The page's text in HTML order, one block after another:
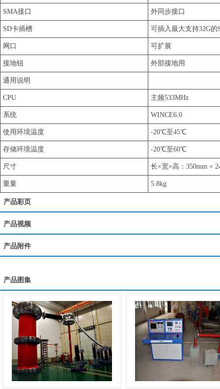
SMA接口 外同步接口
SD卡插槽 可插入最大支持32G的
网口 可扩展
接地钮 外部接地用
通用说明
CPU 主频533MHz
系统 WINCE6.0
使用环境温度 -20℃至45℃
存储环境温度 -20℃至60℃
尺寸 长×宽×高：350mm ×
重量 5.8kg
产品彩页
产品视频
产品附件
产品图集